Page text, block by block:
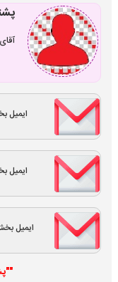
ایمیل
ایمیل
ایمیل